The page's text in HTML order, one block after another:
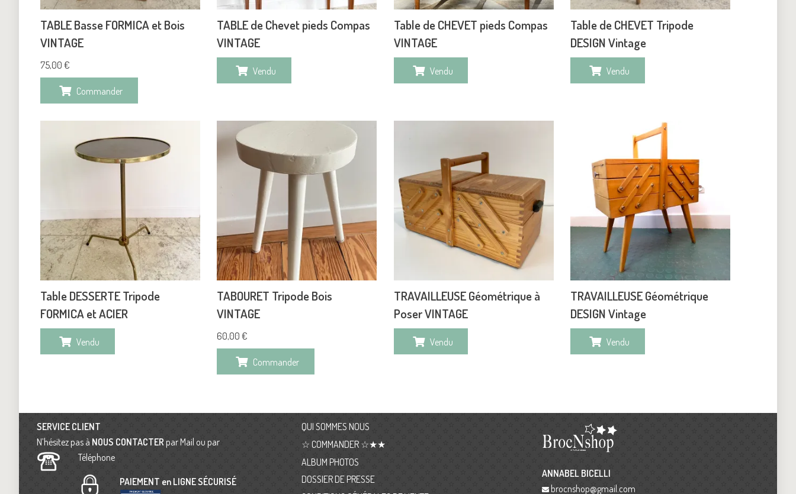
TABLE Basse FORMICA et Bois
VINTAGE
75,00 €
Commander
TABLE de Chevet pieds Compas
VINTAGE
Vendu
Table de CHEVET pieds Compas
VINTAGE
Vendu
Table de CHEVET Tripode
DESIGN Vintage
Vendu
Table DESSERTE Tripode
FORMICA et ACIER
Vendu
TABOURET Tripode Bois
VINTAGE
60,00€
Commander
TRAVAILLEUSE Géométrique à
Poser VINTAGE
Vendu
TRAVAILLEUSE Géométrique
DESIGN Vintage
Vendu
SERVICE CLIENT
N’hésitez pas à NOUS CONTACTER par Mail ou par
Téléphone
PAIEMENT en LIGNE SÉCURISÉ
QUI SOMMES NOUS
☆ COMMANDER ☆★★
ALBUM PHOTOS
DOSSIER DE PRESSE
ANNABEL BICELLI
brocnshop@gmail.com